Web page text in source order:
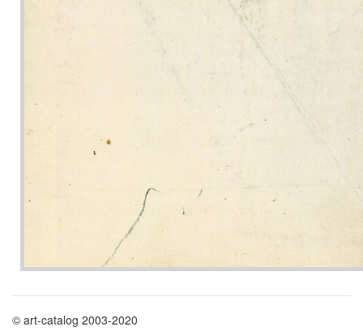
© art-catalog 2003-2020